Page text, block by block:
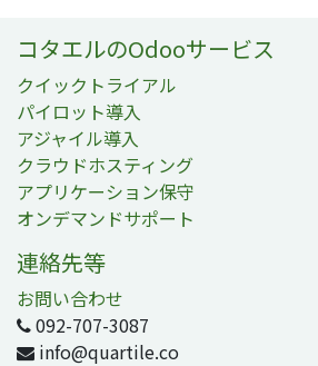
コタエルのOdooサービス
クイックトライアル
パイロット導入
アジャイル導入
クラウドホスティング
アプリケーション保守
オンデマンドサポート
連絡先等
お問い合わせ
092-707-3087
info@quartile.co